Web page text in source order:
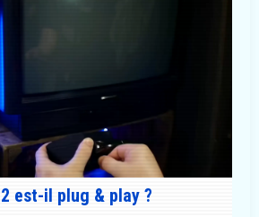
2 est-il plug & play ?